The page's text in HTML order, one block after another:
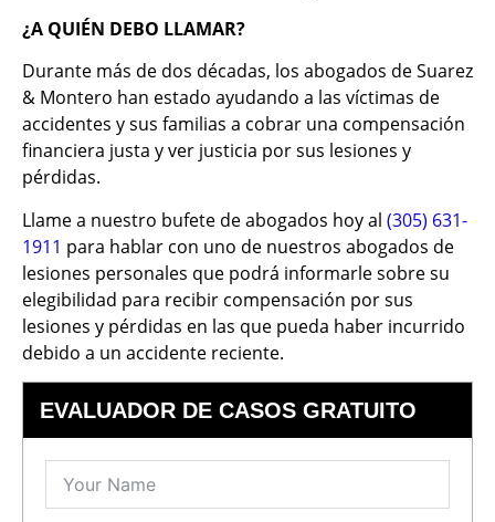
¿A QUIÉN DEBO LLAMAR?
Durante más de dos décadas, los abogados de Suarez
& Montero han estado ayudando a las víctimas de
accidentes y sus familias a cobrar una compensación
financiera justa y ver justicia por sus lesiones y
pérdidas.
Llame a nuestro bufete de abogados hoy al (305) 631-
1911 para hablar con uno de nuestros abogados de
lesiones personales que podrá informarle sobre su
elegibilidad para recibir compensación por sus
lesiones y pérdidas en las que pueda haber incurrido
debido a un accidente reciente.
EVALUADOR DE CASOS GRATUITO